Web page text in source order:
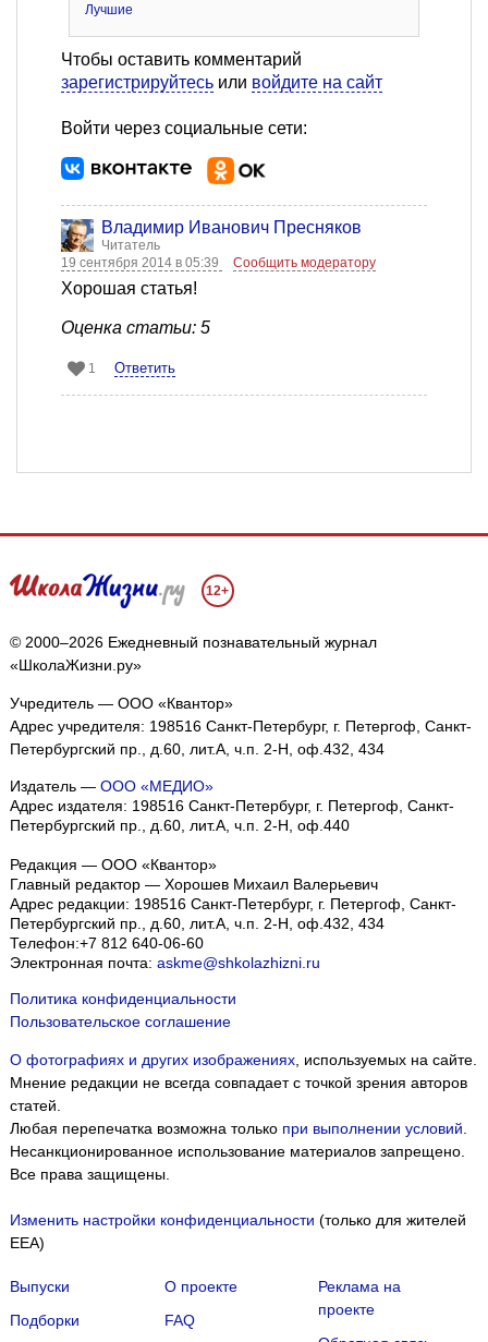
Лучшие
Чтобы оставить комментарий
зарегистрируйтесь или войдите на сайт
Войти через социальные сети:
Владимир Иванович Пресняков
Читатель
19 сентября 2014 в 05:39
Сообщить модератору
Хорошая статья!
Оценка статьи: 5
1 Ответить
12+
© 2000–2026 Ежедневный познавательный журнал
«ШколаЖизни.ру»
Учредитель — ООО «Квантор»
Адрес учредителя: 198516 Санкт-Петербург, г. Петергоф, Санкт-
Петербургский пр., д.60, лит.А, ч.п. 2-Н, оф.432, 434
Издатель — ООО «МЕДИО»
Адрес издателя: 198516 Санкт-Петербург, г. Петергоф, Санкт-
Петербургский пр., д.60, лит.А, ч.п. 2-Н, оф.440
Редакция — ООО «Квантор»
Главный редактор — Хорошев Михаил Валерьевич
Адрес редакции: 198516 Санкт-Петербург, г. Петергоф, Санкт-
Петербургский пр., д.60, лит.А, ч.п. 2-Н, оф.432, 434
Телефон:+7 812 640-06-60
Электронная почта: askme@shkolazhizni.ru
Политика конфиденциальности
Пользовательское соглашение
О фотографиях и других изображениях, используемых на сайте.
Мнение редакции не всегда совпадает с точкой зрения авторов
статей.
Любая перепечатка возможна только при выполнении условий.
Несанкционированное использование материалов запрещено.
Все права защищены.
Изменить настройки конфиденциальности (только для жителей
EEA)
Выпуски
Подборки
О проекте
FAQ
Реклама на
проекте